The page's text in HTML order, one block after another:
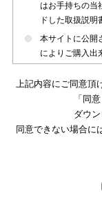
はお手持ちの当
ドした取扱説明
本サイトに公開
によりご購入出
本サイトに公開
のものを掲載
る取扱説明書
後のマイナーチ
トに公開され
上記内容にご同意頂
「同
ダウ
同意できない場合に